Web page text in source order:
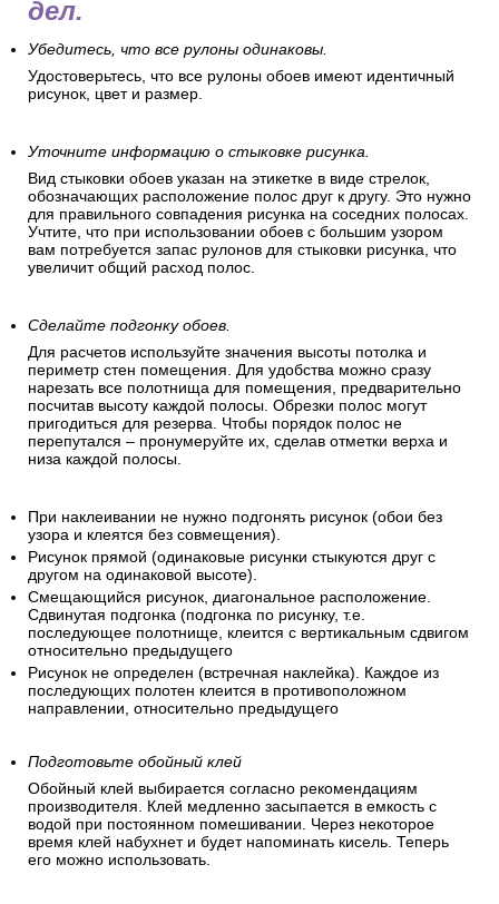
дел.
Убедитесь, что все рулоны одинаковы.
Удостоверьтесь, что все рулоны обоев имеют идентичный
рисунок, цвет и размер.
Уточните информацию о стыковке рисунка.
Вид стыковки обоев указан на этикетке в виде стрелок,
обозначающих расположение полос друг к другу. Это нужно
для правильного совпадения рисунка на соседних полосах.
Учтите, что при использовании обоев с большим узором
вам потребуется запас рулонов для стыковки рисунка, что
увеличит общий расход полос.
Сделайте подгонку обоев.
Для расчетов используйте значения высоты потолка и
периметр стен помещения. Для удобства можно сразу
нарезать все полотнища для помещения, предварительно
посчитав высоту каждой полосы. Обрезки полос могут
пригодиться для резерва. Чтобы порядок полос не
перепутался – пронумеруйте их, сделав отметки верха и
низа каждой полосы.
При наклеивании не нужно подгонять рисунок (обои без
узора и клеятся без совмещения).
Рисунок прямой (одинаковые рисунки стыкуются друг с
другом на одинаковой высоте).
Смещающийся рисунок, диагональное расположение.
Сдвинутая подгонка (подгонка по рисунку, т.е.
последующее полотнище, клеится с вертикальным сдвигом
относительно предыдущего
Рисунок не определен (встречная наклейка). Каждое из
последующих полотен клеится в противоположном
направлении, относительно предыдущего
Подготовьте обойный клей
Обойный клей выбирается согласно рекомендациям
производителя. Клей медленно засыпается в емкость с
водой при постоянном помешивании. Через некоторое
время клей набухнет и будет напоминать кисель. Теперь
его можно использовать.